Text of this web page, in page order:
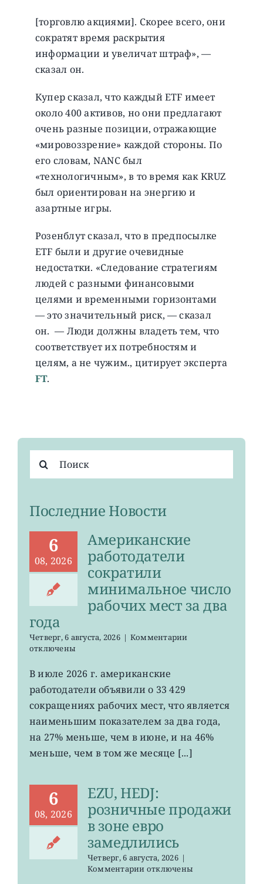
[торговлю акциями]. Скорее всего, они
сократят время раскрытия
информации и увеличат штраф», —
сказал он.
Купер сказал, что каждый ETF имеет
около 400 активов, но они предлагают
очень разные позиции, отражающие
«мировоззрение» каждой стороны. По
его словам, NANC был
«технологичным», в то время как KRUZ
был ориентирован на энергию и
азартные игры.
Розенблут сказал, что в предпосылке
ETF были и другие очевидные
недостатки. «Следование стратегиям
людей с разными финансовыми
целями и временными горизонтами
— это значительный риск, — сказал
он. — Люди должны владеть тем, что
соответствует их потребностям и
целям, а не чужим., цитирует эксперта
FT.
поиска:
Последние Новости
6
08, 2026
Американские
работодатели
сократили
минимальное число
рабочих мест за два
года
Четверг, 6 августа, 2026 | Комментариик
число
мест
за
два
года
отключены
В июле 2026 г. американские
работодатели объявили о 33 429
сокращениях рабочих мест, что является
наименьшим показателем за два года,
на 27% меньше, чем в июне, и на 46%
меньше, чем в том же месяце [...]
6
08, 2026
EZU, HEDJ:
розничные продажи
в зоне евро
замедлились
Четверг, 6 августа, 2026 |
Комментариикотключены